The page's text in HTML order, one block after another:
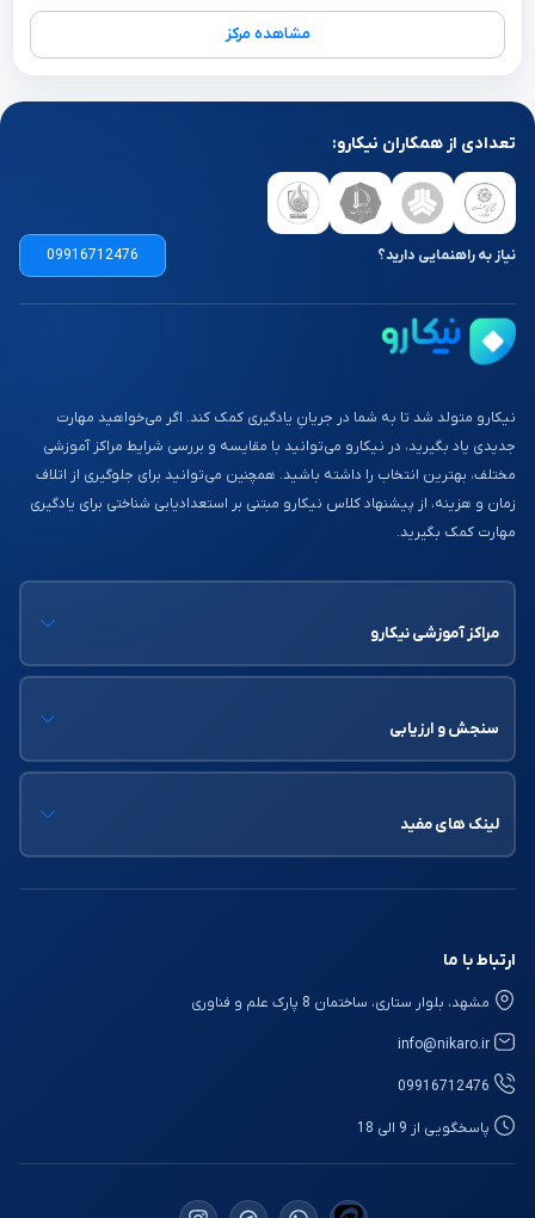
مشاهده مرکز
تعدادی از همکاران نیکارو:
نیاز به راهنمایی دارید؟ 09916712476
نیکارو متولد شد تا به شما در جریانِ یادگیری کمک کند. اگر می‌خواهید مهارت
جدیدی یاد بگیرید، در نیکارو می‌توانید با مقایسه و بررسی شرایط مراکز آموزشی
مختلف، بهترین انتخاب را داشته باشید. همچنین می‌توانید برای جلوگیری از اتلاف
زمان و هزینه، از پیشنهاد کلاس نیکارو مبتنی بر استعدادیابی شناختی برای یادگیری
مهارت کمک بگیرید.
مراکز آموزشی نیکارو
سنجش و ارزیابی
لینک های مفید
ارتباط با ما
مشهد، بلوار ستاری، ساختمان 8 پارک علم و فناوری
info@nikaro.ir
09916712476
پاسخگویی از 9 الی 18